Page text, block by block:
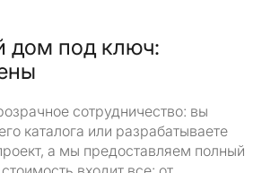
дом под ключ:
сотрудничество: вы
каталога или разрабатываете
а мы предоставляем полный